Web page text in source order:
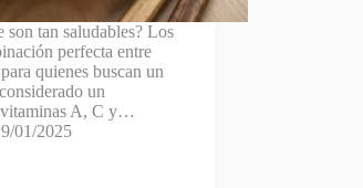
son tan saludables? Los
perfecta entre
quienes buscan un
un
vitaminas A, C y…
01/2025